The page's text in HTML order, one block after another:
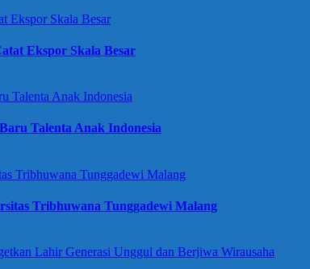
Ekspor Skala Besar
Talenta Anak Indonesia
Tribhuwana Tunggadewi Malang